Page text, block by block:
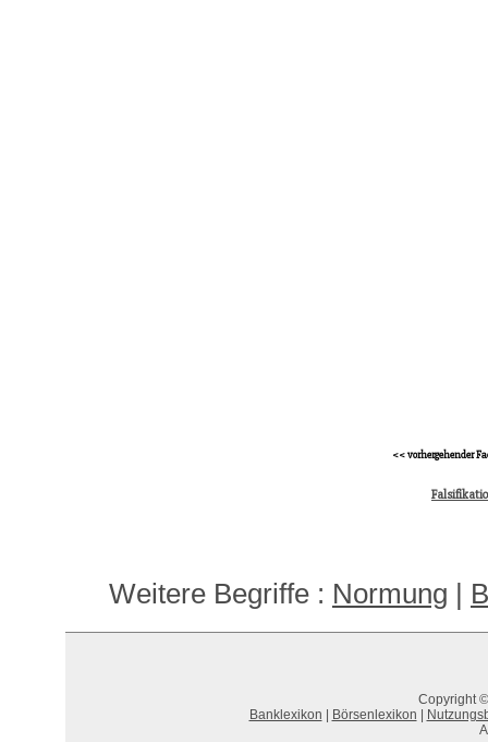
<< vorhergehender
Weitere Begriffe : Normung
Copyright
Banklexikon
Börsenlexikon